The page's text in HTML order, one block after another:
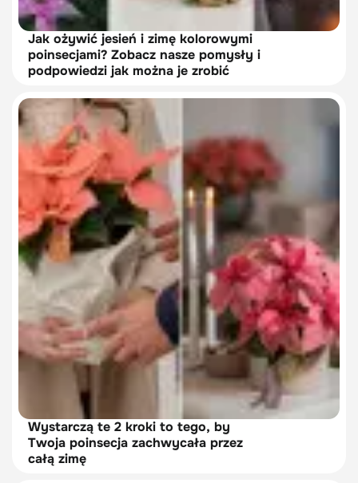
Jak ożywić jesień i zimę kolorowymi
poinsecjami? Zobacz nasze pomysły i
podpowiedzi jak można je zrobić
Wystarczą te 2 kroki to tego, by
Twoja poinsecja zachwycała przez
całą zimę